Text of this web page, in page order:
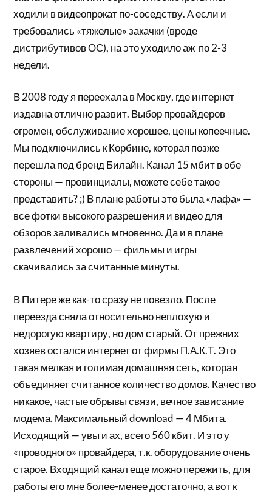
ходили в видеопрокат по-соседству. А если и
требовались «тяжелые» закачки (вроде
дистрибутивов ОС), на это уходило аж по 2-3
недели.
В 2008 году я переехала в Москву, где интернет
издавна отлично развит. Выбор провайдеров
огромен, обслуживание хорошее, цены копеечные.
Мы подключились к Корбине, которая позже
перешла под бренд Билайн. Канал 15 мбит в обе
стороны — провинциалы, можете себе такое
представить? ;) В плане работы это была «лафа» —
все фотки высокого разрешения и видео для
обзоров заливались мгновенно. Да и в плане
развлечений хорошо — фильмы и игры
скачивались за считанные минуты.
В Питере же как-то сразу не повезло. После
переезда сняла относительно неплохую и
недорогую квартиру, но дом старый. От прежних
хозяев остался интернет от фирмы П.А.К.Т. Это
такая мелкая и голимая домашняя сеть, которая
объединяет считанное количество домов. Качество
никакое, частые обрывы связи, вечное зависание
модема. Максимальный download — 4 Мбита.
Исходящий — увы и ах, всего 560 кбит. И это у
«проводного» провайдера, т.к. оборудование очень
старое. Входящий канал еще можно пережить, для
работы его мне более-менее достаточно, а вот к